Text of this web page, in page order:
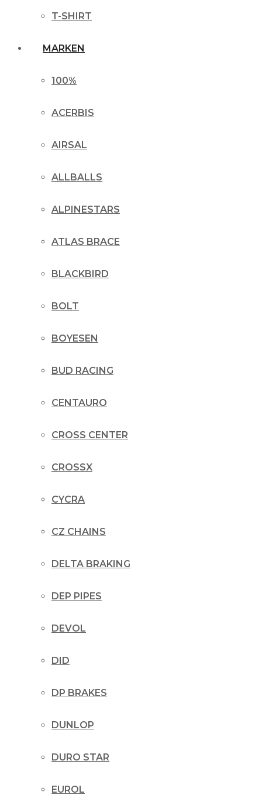
T-SHIRT
MARKEN
100%
ACERBIS
AIRSAL
ALLBALLS
ALPINESTARS
ATLAS BRACE
BLACKBIRD
BOLT
BOYESEN
BUD RACING
CENTAURO
CROSS CENTER
CROSSX
CYCRA
CZ CHAINS
DELTA BRAKING
DEP PIPES
DEVOL
DID
DP BRAKES
DUNLOP
DURO STAR
EUROL